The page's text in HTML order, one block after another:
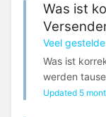
Was ist
Veel
Was ist
werden
Updated 5